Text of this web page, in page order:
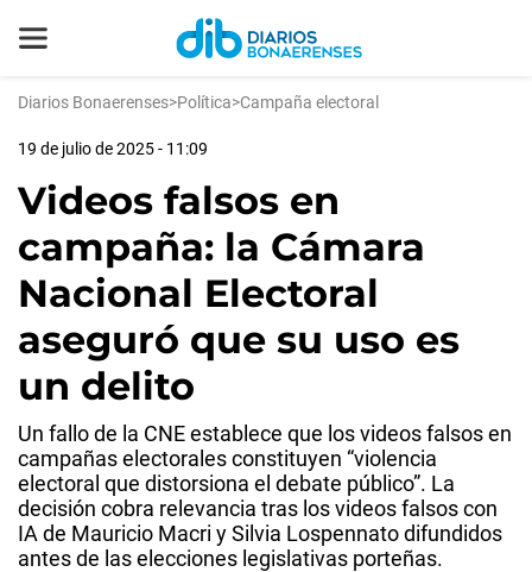
Diarios Bonaerenses>Política>Campaña electoral
19 de julio de 2025 - 11:09
Videos falsos en
campaña: la Cámara
Nacional Electoral
aseguró que su uso es
un delito
Un fallo de la CNE establece que los videos falsos en
campañas electorales constituyen “violencia
electoral que distorsiona el debate público”. La
decisión cobra relevancia tras los videos falsos con
IA de Mauricio Macri y Silvia Lospennato difundidos
antes de las elecciones legislativas porteñas.